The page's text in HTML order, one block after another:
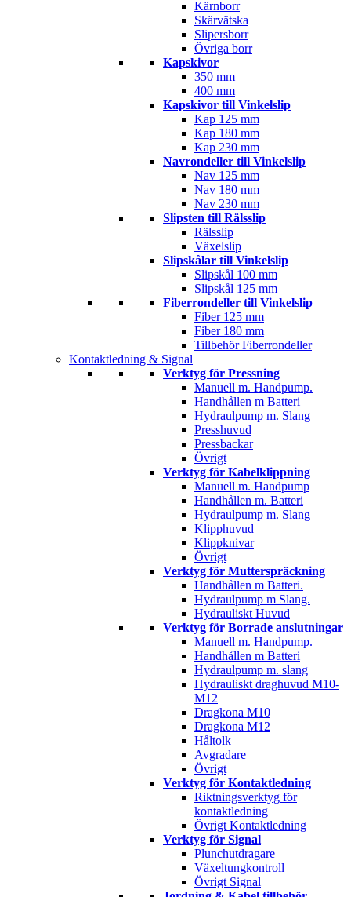
Kärnborr
Skärvätska
Slipersborr
Övriga borr
Kapskivor
350 mm
400 mm
Kapskivor till Vinkelslip
Kap 125 mm
Kap 180 mm
Kap 230 mm
Navrondeller till Vinkelslip
Nav 125 mm
Nav 180 mm
Nav 230 mm
Slipsten till Rälsslip
Rälsslip
Växelslip
Slipskålar till Vinkelslip
Slipskål 100 mm
Slipskål 125 mm
Fiberrondeller till Vinkelslip
Fiber 125 mm
Fiber 180 mm
Tillbehör Fiberrondeller
Kontaktledning & Signal
Verktyg för Pressning
Manuell m. Handpump.
Handhållen m Batteri
Hydraulpump m. Slang
Presshuvud
Pressbackar
Övrigt
Verktyg för Kabelklippning
Manuell m. Handpump
Handhållen m. Batteri
Hydraulpump m. Slang
Klipphuvud
Klippknivar
Övrigt
Verktyg för Mutterspräckning
Handhållen m Batteri.
Hydraulpump m Slang.
Hydrauliskt Huvud
Verktyg för Borrade anslutningar
Manuell m. Handpump.
Handhållen m Batteri
Hydraulpump m. slang
Hydrauliskt draghuvud M10-
M12
Dragkona M10
Dragkona M12
Håltolk
Avgradare
Övrigt
Verktyg för Kontaktledning
Riktningsverktyg för
kontaktledning
Övrigt Kontaktledning
Verktyg för Signal
Plunchutdragare
Växeltungkontroll
Övrigt Signal